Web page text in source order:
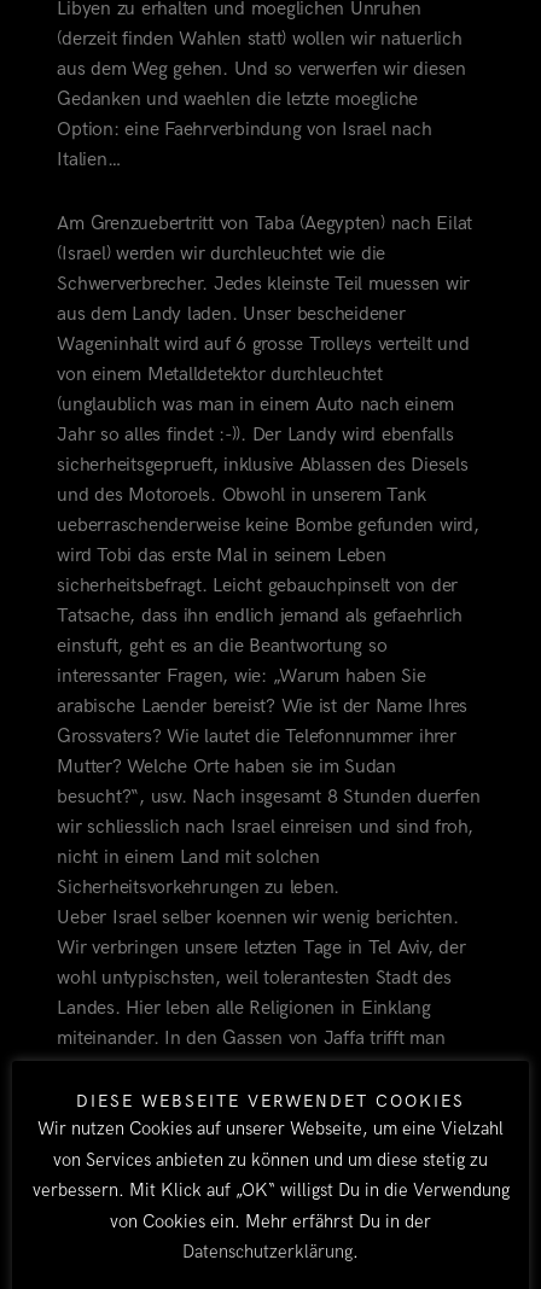
Libyen zu erhalten und moeglichen Unruhen
(derzeit finden Wahlen statt) wollen wir natuerlich
aus dem Weg gehen. Und so verwerfen wir diesen
Gedanken und waehlen die letzte moegliche
Option: eine Faehrverbindung von Israel nach
Italien…
Am Grenzuebertritt von Taba (Aegypten) nach Eilat
(Israel) werden wir durchleuchtet wie die
Schwerverbrecher. Jedes kleinste Teil muessen wir
aus dem Landy laden. Unser bescheidener
Wageninhalt wird auf 6 grosse Trolleys verteilt und
von einem Metalldetektor durchleuchtet
(unglaublich was man in einem Auto nach einem
Jahr so alles findet :-)). Der Landy wird ebenfalls
sicherheitsgeprueft, inklusive Ablassen des Diesels
und des Motoroels. Obwohl in unserem Tank
ueberraschenderweise keine Bombe gefunden wird,
wird Tobi das erste Mal in seinem Leben
sicherheitsbefragt. Leicht gebauchpinselt von der
Tatsache, dass ihn endlich jemand als gefaehrlich
einstuft, geht es an die Beantwortung so
interessanter Fragen, wie: „Warum haben Sie
arabische Laender bereist? Wie ist der Name Ihres
Grossvaters? Wie lautet die Telefonnummer ihrer
Mutter? Welche Orte haben sie im Sudan
besucht?“, usw. Nach insgesamt 8 Stunden duerfen
wir schliesslich nach Israel einreisen und sind froh,
nicht in einem Land mit solchen
Sicherheitsvorkehrungen zu leben.
Ueber Israel selber koennen wir wenig berichten.
Wir verbringen unsere letzten Tage in Tel Aviv, der
wohl untypischsten, weil tolerantesten Stadt des
Landes. Hier leben alle Religionen in Einklang
miteinander. In den Gassen von Jaffa trifft man
juedischen Maennern mit Schlaefenlocken und
arabischen Frauen in Burkas an.
Irgendwann ist dann aber doch der Tag unserer
Abreise gekommen und wir besteigen in Ashdod die
Spes, ein Frachtschiff, was uns und den Landy
DIESE WEBSEITE VERWENDET COOKIES
Wir nutzen Cookies auf unserer Webseite, um eine Vielzahl
von Services anbieten zu können und um diese stetig zu
verbessern. Mit Klick auf „OK“ willigst Du in die Verwendung
von Cookies ein. Mehr erfährst Du in der
Datenschutzerklärung.